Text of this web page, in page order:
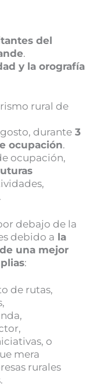
del
.
y la orografía
rural de
durante 3
ocupación.
ocupación,
.
debajo de la
debido a la
una mejor
:
de rutas,
o
mera
rurales